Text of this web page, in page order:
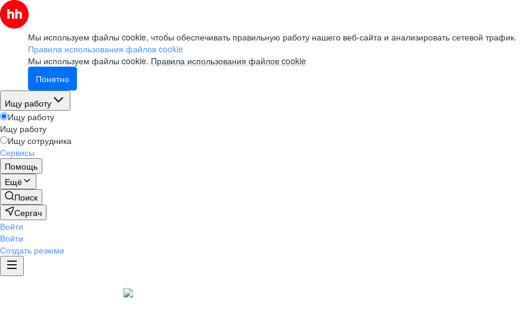
Мы используем файлы cookie, чтобы обеспечивать правильную работу нашего веб-сайта и анализировать сетевой трафик.
Правила использования файлов cookie
Мы используем файлы cookie. Правила использования файлов cookie
Понятно
Ищу работу
Ищу работу
Ищу работу
Ищу сотрудника
Сервисы
Помощь
Ещё
Поиск
Сергач
Войти
Войти
Создать резюме